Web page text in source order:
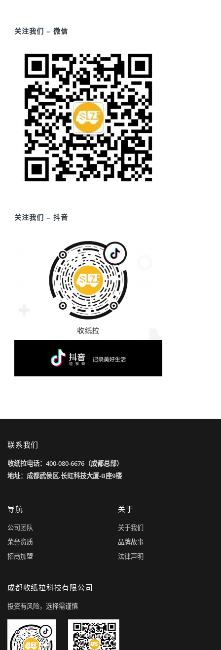
关注我们 – 微信
关注我们 – 抖音
联系我们
收纸拉电话：400-080-6676（成都总部）
地址：成都武侯区.长虹科技大厦-B座9楼
导航
公司团队
荣誉资质
招商加盟
关于
关于我们
品牌故事
法律声明
成都收纸拉科技有限公司
投资有风险，选择需谨慎